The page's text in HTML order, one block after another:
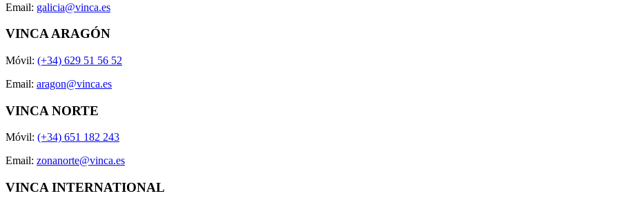
Email: galicia@vinca.es
VINCA ARAGÓN
Móvil: (+34) 629 51 56 52
Email: aragon@vinca.es
VINCA NORTE
Móvil: (+34) 651 182 243
Email: zonanorte@vinca.es
VINCA INTERNATIONAL